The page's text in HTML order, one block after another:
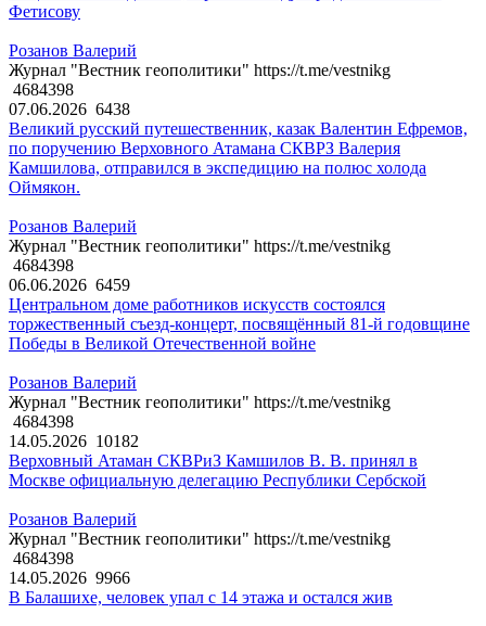
Фетисову
Розанов Валерий
Журнал "Вестник геополитики" https://t.me/vestnikg
4684398
07.06.2026 6438
Великий русский путешественник, казак Валентин Ефремов,
по поручению Верховного Атамана СКВРЗ Валерия
Камшилова, отправился в экспедицию на полюс холода
Оймякон.
Розанов Валерий
Журнал "Вестник геополитики" https://t.me/vestnikg
4684398
06.06.2026 6459
Центральном доме работников искусств состоялся
торжественный съезд-концерт, посвящённый 81-й годовщине
Победы в Великой Отечественной войне
Розанов Валерий
Журнал "Вестник геополитики" https://t.me/vestnikg
4684398
14.05.2026 10182
Верховный Атаман СКВРиЗ Камшилов В. В. принял в
Москве официальную делегацию Республики Сербской
Розанов Валерий
Журнал "Вестник геополитики" https://t.me/vestnikg
4684398
14.05.2026 9966
В Балашихе, человек упал с 14 этажа и остался жив